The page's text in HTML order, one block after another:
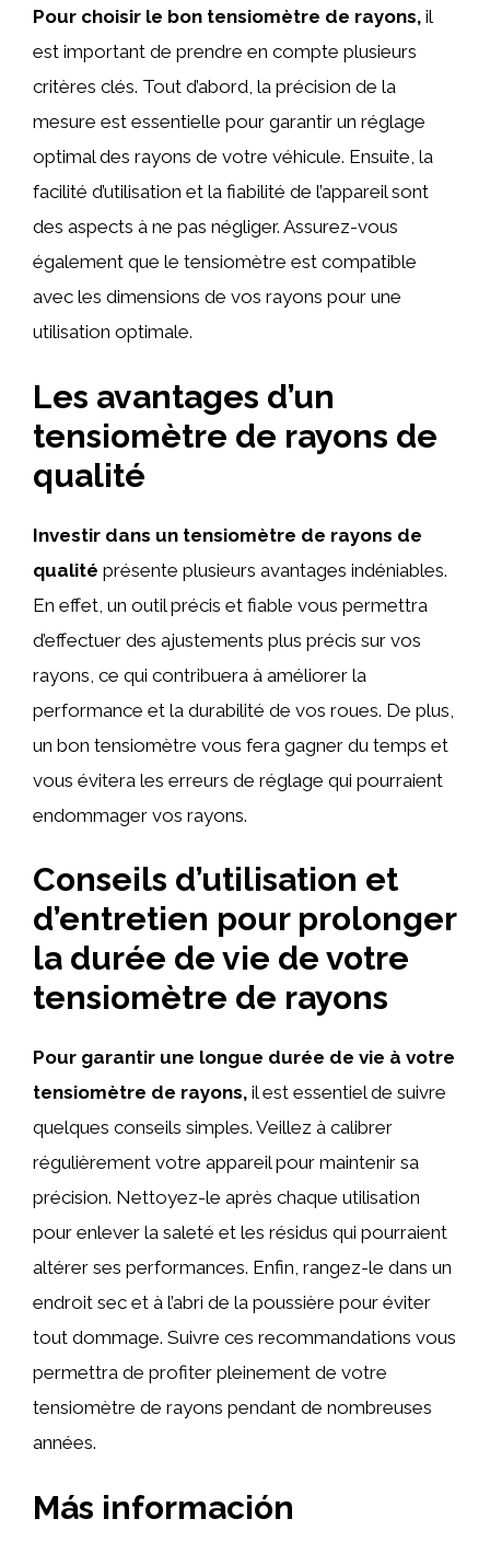
Pour choisir le bon tensiomètre de rayons, il
est important de prendre en compte plusieurs
critères clés. Tout d’abord, la précision de la
mesure est essentielle pour garantir un réglage
optimal des rayons de votre véhicule. Ensuite, la
facilité d’utilisation et la fiabilité de l’appareil sont
des aspects à ne pas négliger. Assurez-vous
également que le tensiomètre est compatible
avec les dimensions de vos rayons pour une
utilisation optimale.
Les avantages d’un
tensiomètre de rayons de
qualité
Investir dans un tensiomètre de rayons de
qualité présente plusieurs avantages indéniables.
En effet, un outil précis et fiable vous permettra
d’effectuer des ajustements plus précis sur vos
rayons, ce qui contribuera à améliorer la
performance et la durabilité de vos roues. De plus,
un bon tensiomètre vous fera gagner du temps et
vous évitera les erreurs de réglage qui pourraient
endommager vos rayons.
Conseils d’utilisation et
d’entretien pour prolonger
la durée de vie de votre
tensiomètre de rayons
Pour garantir une longue durée de vie à votre
tensiomètre de rayons, il est essentiel de suivre
quelques conseils simples. Veillez à calibrer
régulièrement votre appareil pour maintenir sa
précision. Nettoyez-le après chaque utilisation
pour enlever la saleté et les résidus qui pourraient
altérer ses performances. Enfin, rangez-le dans un
endroit sec et à l’abri de la poussière pour éviter
tout dommage. Suivre ces recommandations vous
permettra de profiter pleinement de votre
tensiomètre de rayons pendant de nombreuses
années.
Más información